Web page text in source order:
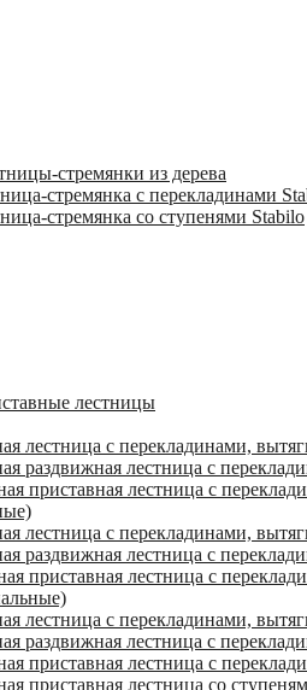
стремянки из дерева
стремянка с перекладинами
стремянка со ступенями Stabilo
лестницы
лестница с перекладинами,
раздвижная лестница с
приставная лестница с
лестница с перекладинами,
раздвижная лестница с
приставная лестница с
лестница с перекладинами,
раздвижная лестница с
приставная лестница с
приставная лестница со